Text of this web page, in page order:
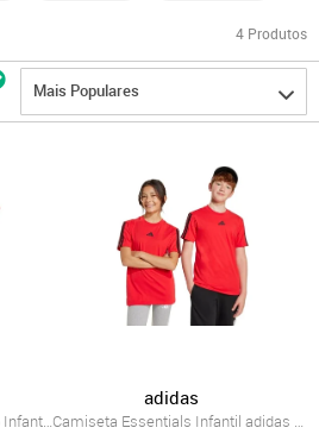
4 Produtos
Mais Populares
Conjunto I SC Internacional 26 Infantil ...
adidas
Camiseta Essentials Infantil adidas Spor...